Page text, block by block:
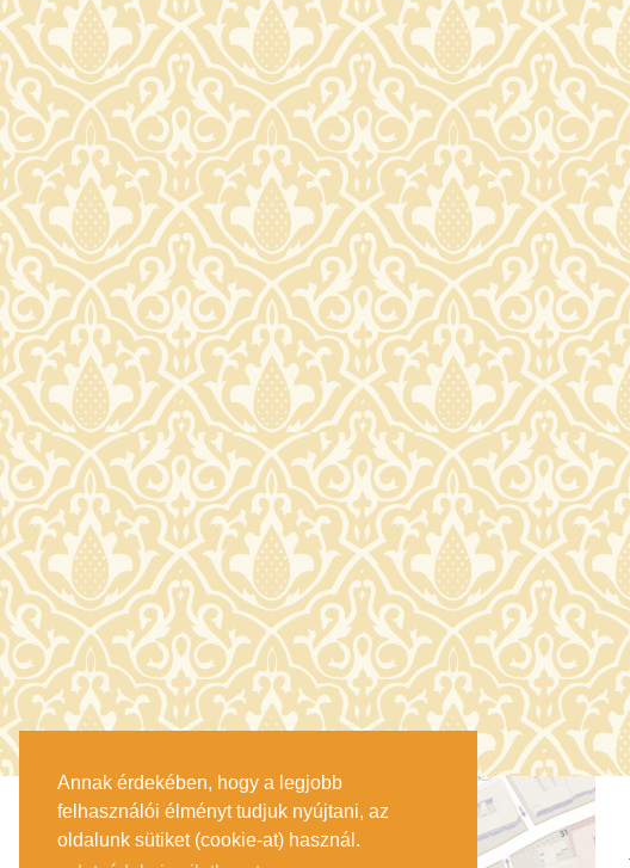
Annak érdekében, hogy a legjobb
felhasználói élményt tudjuk nyújtani, az
oldalunk sütiket (cookie-at) használ.